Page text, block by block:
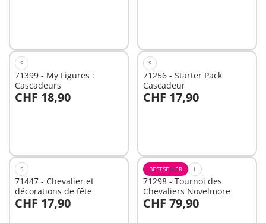
S
71399 - My Figures :
Cascadeurs
CHF 18,90
S
71256 - Starter Pack
Cascadeur
CHF 17,90
S
71447 - Chevalier et
décorations de fête
CHF 17,90
BESTSELLER L
71298 - Tournoi des
Chevaliers Novelmore
CHF 79,90